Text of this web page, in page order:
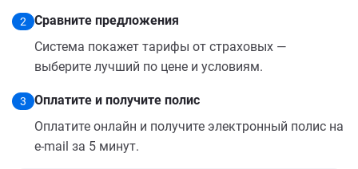
2
Сравните предложения
Система покажет тарифы от страховых —
выберите лучший по цене и условиям.
3
Оплатите и получите полис
Оплатите онлайн и получите электронный полис на
e-mail за 5 минут.